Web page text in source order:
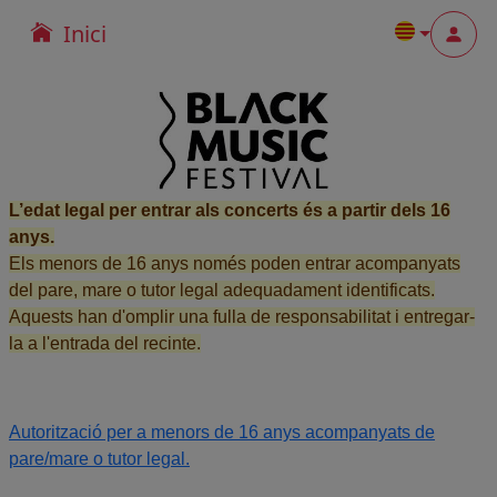
Inici
L’edat legal per entrar als concerts és a partir dels 16
anys.
Els menors de 16 anys només poden entrar acompanyats
del pare, mare o tutor legal adequadament identificats.
Aquests han d'omplir una fulla de responsabilitat i entregar-
la a l'entrada del recinte.
Autorització per a menors de 16 anys acompanyats de
pare/mare o tutor legal.